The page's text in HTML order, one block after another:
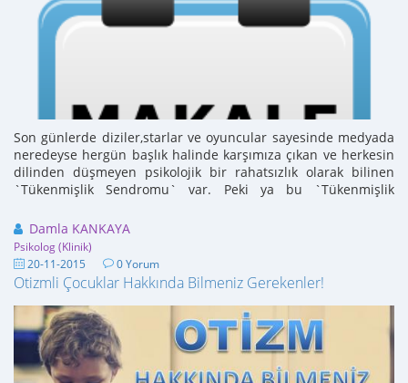
Son günlerde diziler,starlar ve oyuncular sayesinde medyada
neredeyse hergün başlık halinde karşımıza çıkan ve herkesin
dilinden düşmeyen psikolojik bir rahatsızlık olarak bilinen
`Tükenmişlik Sendromu` var. Peki ya bu `Tükenmişlik
Damla KANKAYA
Psikolog (Klinik)
20-11-2015 0 Yorum
Otizmli Çocuklar Hakkında Bilmeniz Gerekenler!